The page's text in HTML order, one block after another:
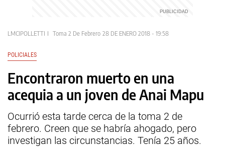
LMCIPOLLETTI Toma 2 De Febrero 28 DE ENERO 2018 - 19:58
POLICIALES
Encontraron muerto en una
acequia a un joven de Anai Mapu
Ocurrió esta tarde cerca de la toma 2 de
febrero. Creen que se habría ahogado, pero
investigan las circunstancias. Tenía 25 años.